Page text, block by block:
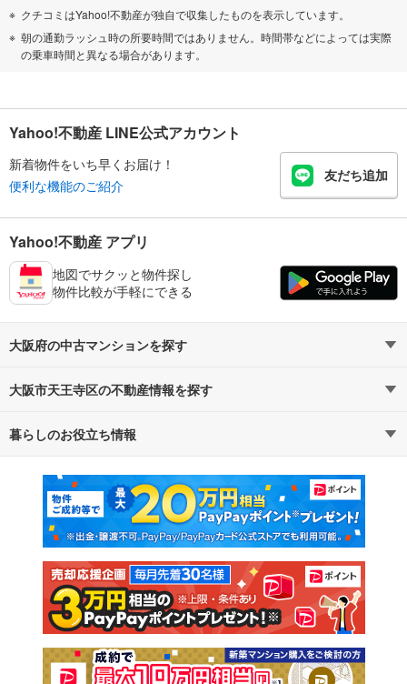
クチコミはYahoo!不動産が独自で収集したものを表示しています。
朝の通勤ラッシュ時の所要時間ではありません。時間帯などによっては実際
の乗車時間と異なる場合があります。
Yahoo!不動産 LINE公式アカウント
新着物件をいち早くお届け！
便利な機能のご紹介
友だち追加
Yahoo!不動産 アプリ
地図でサクッと物件探し
物件比較が手軽にできる
大阪府の中古マンションを探す
路線・駅から探す
通勤・通学時間から探す
大阪市天王寺区の不動産情報を探す
不動産・住宅
新築マンション 中古マンション
新築一戸建て 中古一戸建て
注文住宅 土地
売却査定
暮らしのお役立ち情報
マンションカタログ 教えて！住まいの先生